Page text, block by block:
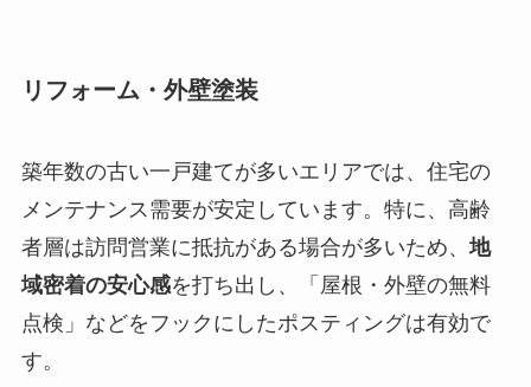
リフォーム・外壁塗装
築年数の古い一戸建てが多いエリアでは、住宅の
メンテナンス需要が安定しています。特に、高齢
者層は訪問営業に抵抗がある場合が多いため、地
域密着の安心感を打ち出し、「屋根・外壁の無料
点検」などをフックにしたポスティングは有効で
す。